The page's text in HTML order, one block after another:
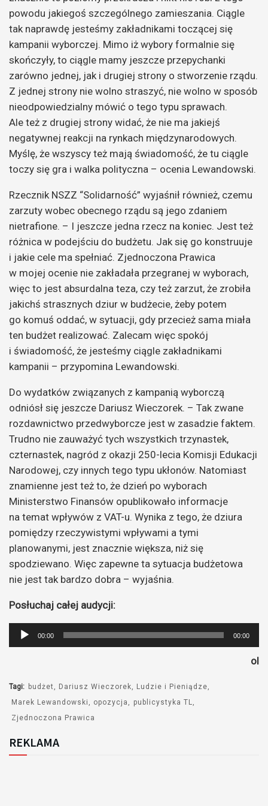
powodu jakiegoś szczególnego zamieszania. Ciągle
tak naprawdę jesteśmy zakładnikami toczącej się
kampanii wyborczej. Mimo iż wybory formalnie się
skończyły, to ciągle mamy jeszcze przepychanki
zarówno jednej, jak i drugiej strony o stworzenie rządu.
Z jednej strony nie wolno straszyć, nie wolno w sposób
nieodpowiedzialny mówić o tego typu sprawach.
Ale też z drugiej strony widać, że nie ma jakiejś
negatywnej reakcji na rynkach międzynarodowych.
Myślę, że wszyscy też mają świadomość, że tu ciągle
toczy się gra i walka polityczna – ocenia Lewandowski.
Rzecznik NSZZ “Solidarność” wyjaśnił również, czemu
zarzuty wobec obecnego rządu są jego zdaniem
nietrafione. – I jeszcze jedna rzecz na koniec. Jest też
różnica w podejściu do budżetu. Jak się go konstruuje
i jakie cele ma spełniać. Zjednoczona Prawica
w mojej ocenie nie zakładała przegranej w wyborach,
więc to jest absurdalna teza, czy też zarzut, że zrobiła
jakichś strasznych dziur w budżecie, żeby potem
go komuś oddać, w sytuacji, gdy przecież sama miała
ten budżet realizować. Zalecam więc spokój
i świadomość, że jesteśmy ciągle zakładnikami
kampanii – przypomina Lewandowski.
Do wydatków związanych z kampanią wyborczą
odniósł się jeszcze Dariusz Wieczorek. – Tak zwane
rozdawnictwo przedwyborcze jest w zasadzie faktem.
Trudno nie zauważyć tych wszystkich trzynastek,
czternastek, nagród z okazji 250-lecia Komisji Edukacji
Narodowej, czy innych tego typu ukłonów. Natomiast
znamienne jest też to, że dzień po wyborach
Ministerstwo Finansów opublikowało informacje
na temat wpływów z VAT-u. Wynika z tego, że dziura
pomiędzy rzeczywistymi wpływami a tymi
planowanymi, jest znacznie większa, niż się
spodziewano. Więc zapewne ta sytuacja budżetowa
nie jest tak bardzo dobra – wyjaśnia.
Posłuchaj całej audycji:
Odtwarzacz
plików
00:00 00:00
ol
Tagi: budżet Dariusz Wieczorek
Ludzie i Pieniądze
Marek Lewandowski
opozycja
publicystyka TL
Zjednoczona Prawica
REKLAMA